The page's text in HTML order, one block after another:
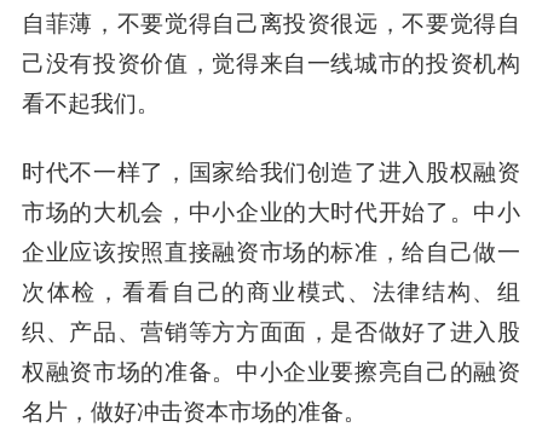
自菲薄，不要觉得自己离投资很远，不要觉得自
己没有投资价值，觉得来自一线城市的投资机构
看不起我们。
时代不一样了，国家给我们创造了进入股权融资
市场的大机会，中小企业的大时代开始了。中小
企业应该按照直接融资市场的标准，给自己做一
次体检，看看自己的商业模式、法律结构、组
织、产品、营销等方方面面，是否做好了进入股
权融资市场的准备。中小企业要擦亮自己的融资
名片，做好冲击资本市场的准备。